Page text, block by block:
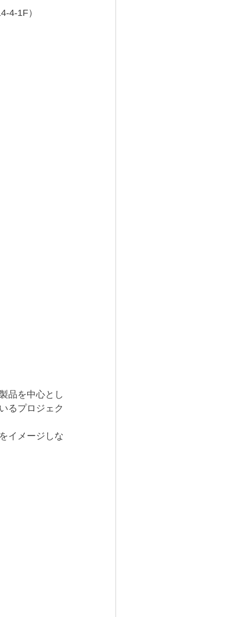
4-1F）
品を中心とし
るプロジェク
イメージしな